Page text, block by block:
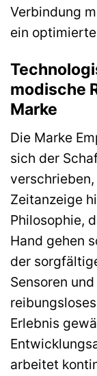
Verbindung
ein
modische
Marke
Die Marke
sich der
Zeitanzeige
Philosophie,
Hand gehen
der
Sensoren
Erlebnis
arbeitet